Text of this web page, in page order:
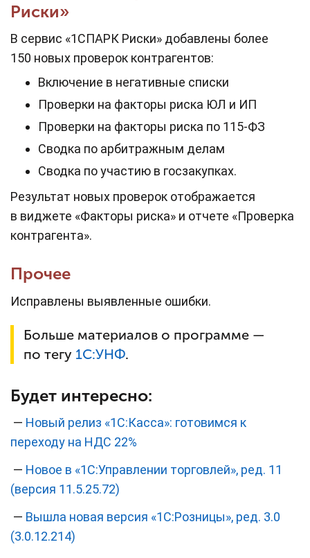
Риски»
В сервис «1СПАРК Риски» добавлены более
150 новых проверок контрагентов:
Включение в негативные списки
Проверки на факторы риска ЮЛ и ИП
Проверки на факторы риска по 115-ФЗ
Сводка по арбитражным делам
Сводка по участию в госзакупках.
Результат новых проверок отображается
в виджете «Факторы риска» и отчете «Проверка
контрагента».
Прочее
Исправлены выявленные ошибки.
Больше материалов о программе —
по тегу 1С:УНФ.
Будет интересно:
— Новый релиз «1С:Касса»: готовимся к
переходу на НДС 22%
— Новое в «1С:Управлении торговлей», ред. 11
(версия 11.5.25.72)
— Вышла новая версия «1С:Розницы», ред. 3.0
(3.0.12.214)